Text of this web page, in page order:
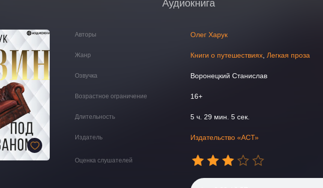
Аудиокнига
Авторы Олег Харук
Жанр Книги о путешествиях ,Легкая проза
Озвучка Воронецкий Станислав
Возрастное ограничение 16+
Длительность 5 ч. 29 мин. 5 сек.
Издатель Издательство «АСТ»
Оценка слушателей